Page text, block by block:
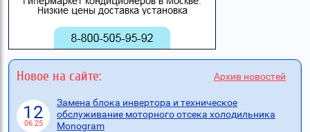
Новое на сайте: Архив новостей
12
06.25
Замена блока инвертора и техническое
обслуживание моторного отсека холодильника
Monogram